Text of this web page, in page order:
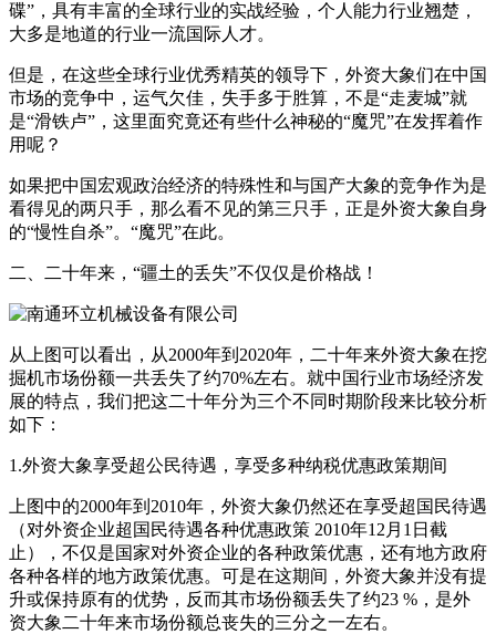
碟”，具有丰富的全球行业的实战经验，个人能力行业翘楚，
大多是地道的行业一流国际人才。
但是，在这些全球行业优秀精英的领导下，外资大象们在中国
市场的竞争中，运气欠佳，失手多于胜算，不是“走麦城”就
是“滑铁卢”，这里面究竟还有些什么神秘的“魔咒”在发挥着作
用呢？
如果把中国宏观政治经济的特殊性和与国产大象的竞争作为是
看得见的两只手，那么看不见的第三只手，正是外资大象自身
的“慢性自杀”。“魔咒”在此。
二、二十年来，“疆土的丢失”不仅仅是价格战！
从上图可以看出，从2000年到2020年，二十年来外资大象在挖
掘机市场份额一共丢失了约70%左右。就中国行业市场经济发
展的特点，我们把这二十年分为三个不同时期阶段来比较分析
如下：
1.外资大象享受超公民待遇，享受多种纳税优惠政策期间
上图中的2000年到2010年，外资大象仍然还在享受超国民待遇
（对外资企业超国民待遇各种优惠政策 2010年12月1日截
止），不仅是国家对外资企业的各种政策优惠，还有地方政府
各种各样的地方政策优惠。可是在这期间，外资大象并没有提
升或保持原有的优势，反而其市场份额丢失了约23 %，是外
资大象二十年来市场份额总丧失的三分之一左右。